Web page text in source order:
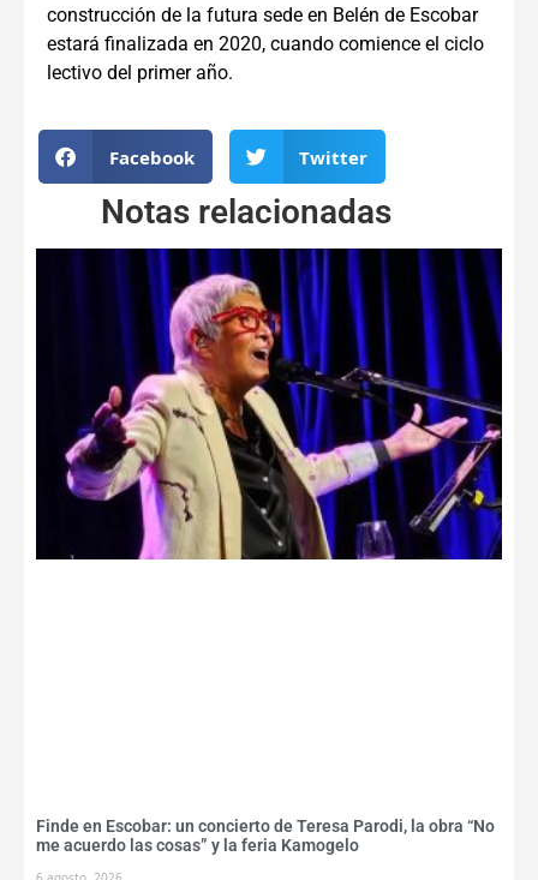
construcción de la futura sede en Belén de Escobar
estará finalizada en 2020, cuando comience el ciclo
lectivo del primer año.
Facebook Twitter
Notas relacionadas
Finde en Escobar: un concierto de Teresa Parodi, la obra “No
me acuerdo las cosas” y la feria Kamogelo